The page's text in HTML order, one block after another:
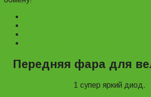
Передняя фара для
1 супер яркий диод.